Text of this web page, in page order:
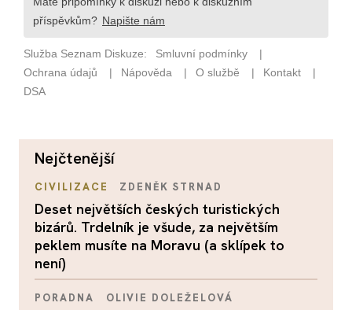
nejčtenější
CIVILIZACE ZDENĚK STRNAD
Deset největších českých turistických
bizárů. Trdelník je všude, za největším
peklem musíte na Moravu (a sklípek to
není)
PORADNA OLIVIE DOLEŽELOVÁ